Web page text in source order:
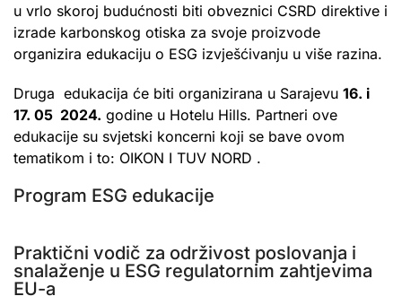
u vrlo skoroj budućnosti biti obveznici CSRD direktive i
izrade karbonskog otiska za svoje proizvode
organizira edukaciju o ESG izvješćivanju u više razina.
Druga edukacija će biti organizirana u Sarajevu 16. i
17. 05 2024. godine u Hotelu Hills. Partneri ove
edukacije su svjetski koncerni koji se bave ovom
tematikom i to: OIKON I TUV NORD .
Program ESG edukacije
Praktični vodič za održivost poslovanja i
snalaženje u ESG regulatornim zahtjevima
EU-a